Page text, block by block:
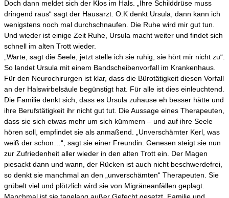
Doch dann meldet sich der Klos im Hals. „Ihre Schilddrüse muss
dringend raus“ sagt der Hausarzt. O.K denkt Ursula, dann kann ich
wenigstens noch mal durchschnaufen. Die Ruhe wird mir gut tun.
Und wieder ist einige Zeit Ruhe, Ursula macht weiter und findet sich
schnell im alten Trott wieder.
„Warte, sagt die Seele, jetzt stelle ich sie ruhig, sie hört mir nicht zu“.
So landet Ursula mit einem Bandscheibenvorfall im Krankenhaus.
Für den Neurochirurgen ist klar, dass die Bürotätigkeit diesen Vorfall
an der Halswirbelsäule begünstigt hat. Für alle ist dies einleuchtend.
Die Familie denkt sich, dass es Ursula zuhause eh besser hätte und
ihre Berufstätigkeit ihr nicht gut tut. Die Aussage eines Therapeuten,
dass sie sich etwas mehr um sich kümmern – und auf ihre Seele
hören soll, empfindet sie als anmaßend. „Unverschämter Kerl, was
weiß der schon…“, sagt sie einer Freundin. Genesen steigt sie nun
zur Zufriedenheit aller wieder in den alten Trott ein. Der Magen
piesackt dann und wann, der Rücken ist auch nicht beschwerdefrei,
so denkt sie manchmal an den „unverschämten“ Therapeuten. Sie
grübelt viel und plötzlich wird sie von Migräneanfällen geplagt.